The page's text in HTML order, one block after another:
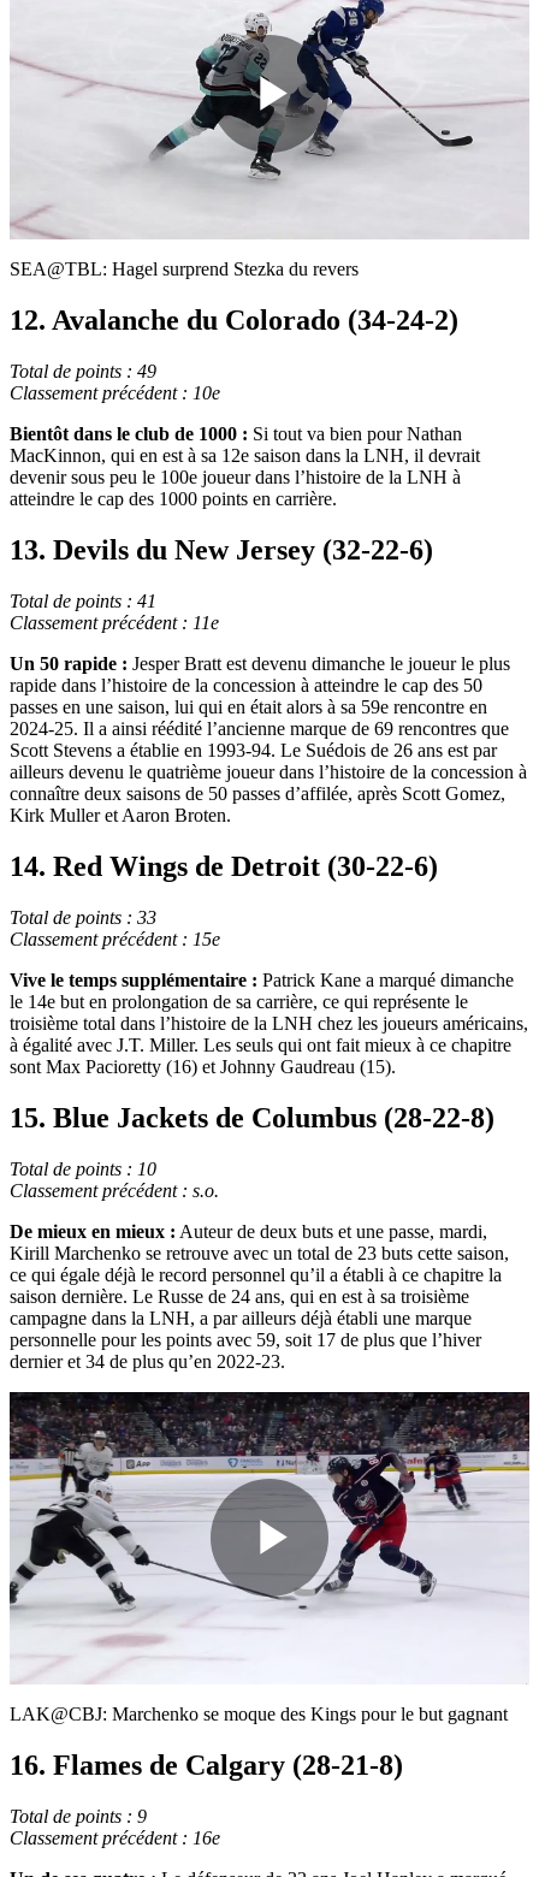
Play
Video
SEA@TBL: Hagel surprend Stezka du revers
12. Avalanche du Colorado (34-24-2)
Total de points : 49
Classement précédent : 10e
Bientôt dans le club de 1000 : Si tout va bien pour Nathan
MacKinnon, qui en est à sa 12e saison dans la LNH, il devrait
devenir sous peu le 100e joueur dans l’histoire de la LNH à
atteindre le cap des 1000 points en carrière.
13. Devils du New Jersey (32-22-6)
Total de points : 41
Classement précédent : 11e
Un 50 rapide : Jesper Bratt est devenu dimanche le joueur le plus
rapide dans l’histoire de la concession à atteindre le cap des 50
passes en une saison, lui qui en était alors à sa 59e rencontre en
2024-25. Il a ainsi réédité l’ancienne marque de 69 rencontres que
Scott Stevens a établie en 1993-94. Le Suédois de 26 ans est par
ailleurs devenu le quatrième joueur dans l’histoire de la concession à
connaître deux saisons de 50 passes d’affilée, après Scott Gomez,
Kirk Muller et Aaron Broten.
14. Red Wings de Detroit (30-22-6)
Total de points : 33
Classement précédent : 15e
Vive le temps supplémentaire : Patrick Kane a marqué dimanche
le 14e but en prolongation de sa carrière, ce qui représente le
troisième total dans l’histoire de la LNH chez les joueurs américains,
à égalité avec J.T. Miller. Les seuls qui ont fait mieux à ce chapitre
sont Max Pacioretty (16) et Johnny Gaudreau (15).
15. Blue Jackets de Columbus (28-22-8)
Total de points : 10
Classement précédent : s.o.
De mieux en mieux : Auteur de deux buts et une passe, mardi,
Kirill Marchenko se retrouve avec un total de 23 buts cette saison,
ce qui égale déjà le record personnel qu’il a établi à ce chapitre la
saison dernière. Le Russe de 24 ans, qui en est à sa troisième
campagne dans la LNH, a par ailleurs déjà établi une marque
personnelle pour les points avec 59, soit 17 de plus que l’hiver
dernier et 34 de plus qu’en 2022-23.
Play
Video
LAK@CBJ: Marchenko se moque des Kings pour le but gagnant
16. Flames de Calgary (28-21-8)
Total de points : 9
Classement précédent : 16e